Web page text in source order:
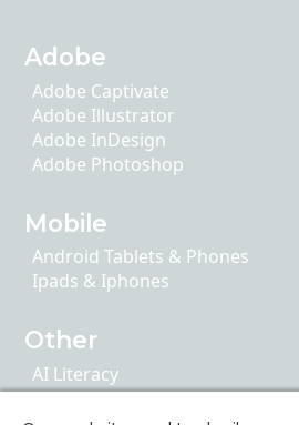
Adobe
Adobe Captivate
Adobe Illustrator
Adobe InDesign
Adobe Photoshop
Mobile
Android Tablets & Phones
Ipads & Iphones
Other
AI Literacy
Articulate 360